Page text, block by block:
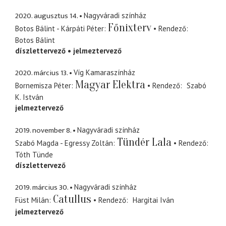
2020. augusztus 14.
Nagyváradi színház
Botos Bálint - Kárpáti Péter Főnixterv
Rendező
Botos Bálint
díszlettervező
jelmeztervező
2020. március 13.
Víg Kamaraszínház
Bornemisza Péter Magyar Elektra Rendező
Szabó
K. István
jelmeztervező
2019. november 8.
Nagyváradi színház
Szabó Magda - Egressy Zoltán Tündér Lala
Rendező
Tóth Tünde
díszlettervező
2019. március 30.
Nagyváradi színház
Füst Milán Catullus Rendező
Hargitai Iván
jelmeztervező